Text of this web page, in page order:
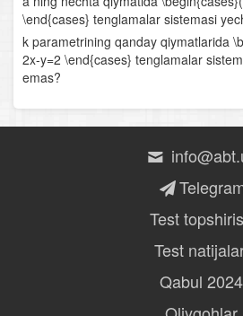
Logarifmik tenglamalar
Logarifmik tengsizliklar
Yig‘indi va ayirmaning hosilasi
Bo‘linmaning hosilasi
Murakkab funksiyaning hosilasi
Funksiyaning o‘sish va kamayish
Funksiyaning oraliqdagi eng katta
\end{cases} tenglamalar sistemasi
k parametrining qanday qiymatlarida
2x-y=2 \end{cases} tenglamalar
emas?
Test
Test
Qabul 2024